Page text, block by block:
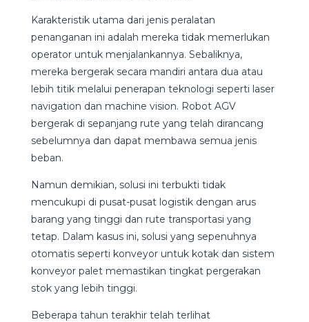
Karakteristik utama dari jenis peralatan
penanganan ini adalah mereka tidak memerlukan
operator untuk menjalankannya. Sebaliknya,
mereka bergerak secara mandiri antara dua atau
lebih titik melalui penerapan teknologi seperti laser
navigation dan machine vision. Robot AGV
bergerak di sepanjang rute yang telah dirancang
sebelumnya dan dapat membawa semua jenis
beban.
Namun demikian, solusi ini terbukti tidak
mencukupi di pusat-pusat logistik dengan arus
barang yang tinggi dan rute transportasi yang
tetap. Dalam kasus ini, solusi yang sepenuhnya
otomatis seperti konveyor untuk kotak dan sistem
konveyor palet memastikan tingkat pergerakan
stok yang lebih tinggi.
Beberapa tahun terakhir telah terlihat